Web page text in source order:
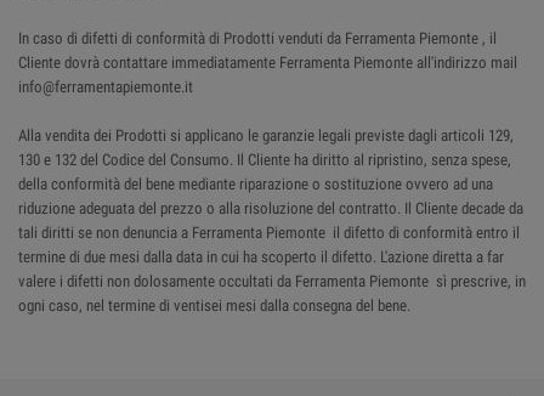
In caso di difetti di conformità di Prodotti venduti da Ferramenta Piemonte , il
Cliente dovrà contattare immediatamente Ferramenta Piemonte all'indirizzo mail
info@ferramentapiemonte.it
Alla vendita dei Prodotti si applicano le garanzie legali previste dagli articoli 129,
130 e 132 del Codice del Consumo. Il Cliente ha diritto al ripristino, senza spese,
della conformità del bene mediante riparazione o sostituzione ovvero ad una
riduzione adeguata del prezzo o alla risoluzione del contratto. Il Cliente decade da
tali diritti se non denuncia a Ferramenta Piemonte il difetto di conformità entro il
termine di due mesi dalla data in cui ha scoperto il difetto. L'azione diretta a far
valere i difetti non dolosamente occultati da Ferramenta Piemonte sì prescrive, in
ogni caso, nel termine di ventisei mesi dalla consegna del bene.